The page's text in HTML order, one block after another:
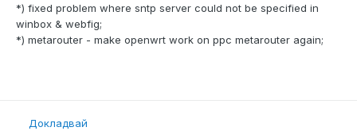
*) fixed problem where sntp server could not be specified in
winbox & webfig;
*) metarouter - make openwrt work on ppc metarouter again;
Докладвай